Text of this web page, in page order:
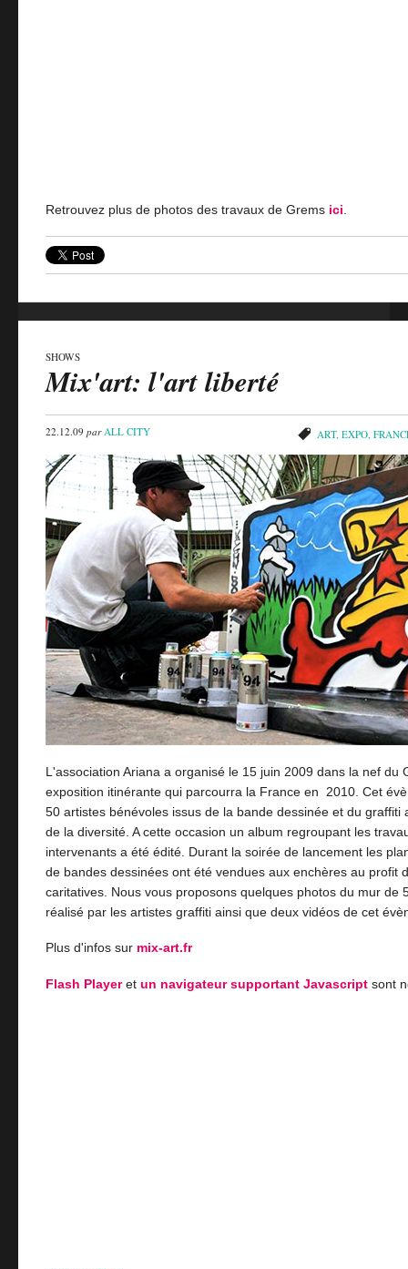
Retrouvez plus de photos des travaux de Grems ici.
SHOWS
Mix'art: l'art liberté
22.12.09 par ALL CITY ART, EXPO
L'association Ariana a organisé le 15 juin 2009 dans la nef du
exposition itinérante qui parcourra la France en 2010. Cet
50 artistes bénévoles issus de la bande dessinée et du graffiti
de la diversité. A cette occasion un album regroupant les
intervenants a été édité. Durant la soirée de lancement les
de bandes dessinées ont été vendues aux enchères au profit
caritatives. Nous vous proposons quelques photos du mur de
réalisé par les artistes graffiti ainsi que deux vidéos de cet
Plus d'infos sur mix-art.fr
Flash Playeret un navigateur supportant Javascript sont